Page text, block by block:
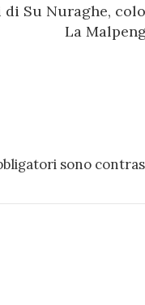
di Su Nuraghe,
La
sono